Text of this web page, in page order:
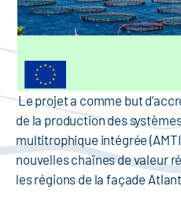
Le projet a comme but
de la production des
multitrophique intégrée
nouvelles chaînes de valeur
les régions de la façade